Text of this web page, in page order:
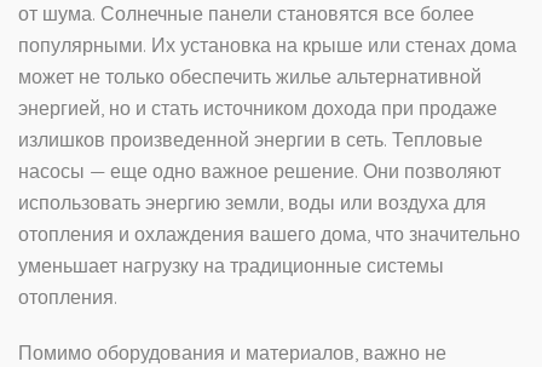
от шума. Солнечные панели становятся все более
популярными. Их установка на крыше или стенах дома
может не только обеспечить жилье альтернативной
энергией, но и стать источником дохода при продаже
излишков произведенной энергии в сеть. Тепловые
насосы — еще одно важное решение. Они позволяют
использовать энергию земли, воды или воздуха для
отопления и охлаждения вашего дома, что значительно
уменьшает нагрузку на традиционные системы
отопления.
Помимо оборудования и материалов, важно не